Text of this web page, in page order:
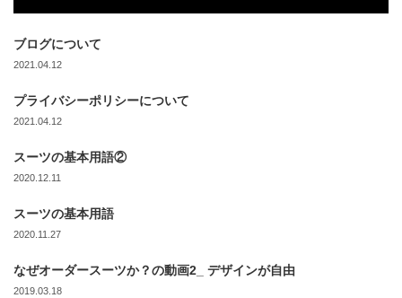
ブログについて
2021.04.12
プライバシーポリシーについて
2021.04.12
スーツの基本用語②
2020.12.11
スーツの基本用語
2020.11.27
なぜオーダースーツか？の動画2_ デザインが自由
2019.03.18